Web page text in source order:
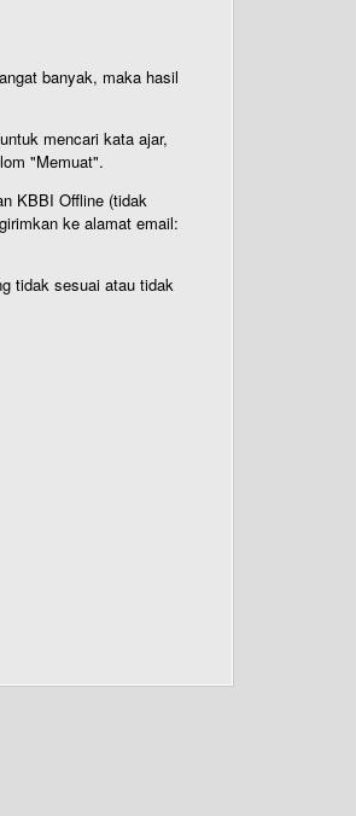
banyak, maka hasil
mencari kata ajar,
"Memuat".
KBBI Offline (tidak
ke alamat email:
tidak sesuai atau tidak